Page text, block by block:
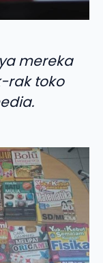
mereka
rak toko